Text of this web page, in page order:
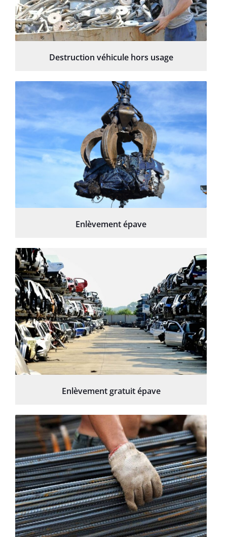
Destruction véhicule hors usage
Enlèvement épave
Enlèvement gratuit épave